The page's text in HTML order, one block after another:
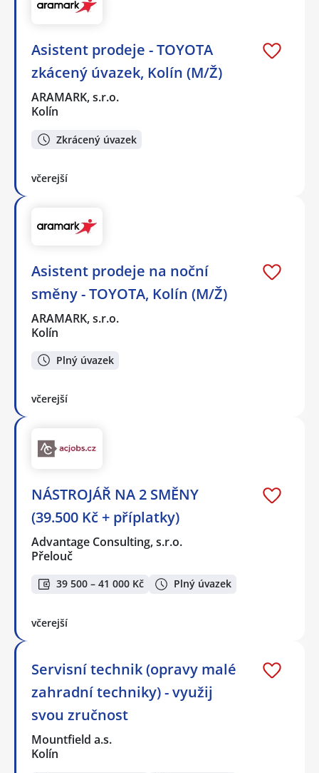
Asistent prodeje - TOYOTA
zkácený úvazek, Kolín (M/Ž)
ARAMARK, s.r.o.
Kolín
Zkrácený úvazek
včerejší
Asistent prodeje na noční
směny - TOYOTA, Kolín (M/Ž)
ARAMARK, s.r.o.
Kolín
Plný úvazek
včerejší
NÁSTROJÁŘ NA 2 SMĚNY
(39.500 Kč + příplatky)
Advantage Consulting, s.r.o.
Přelouč
39 500 – 41 000 Kč Plný úvazek
včerejší
Servisní technik (opravy malé
zahradní techniky) - využij
svou zručnost
Mountfield a.s.
Kolín